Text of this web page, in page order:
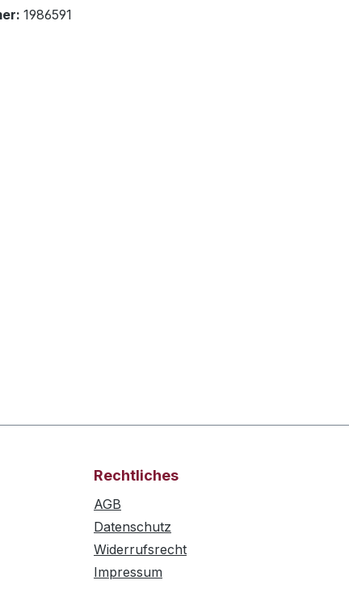
1986591
Rechtliches
AGB
Datenschutz
Widerrufsrecht
Impressum